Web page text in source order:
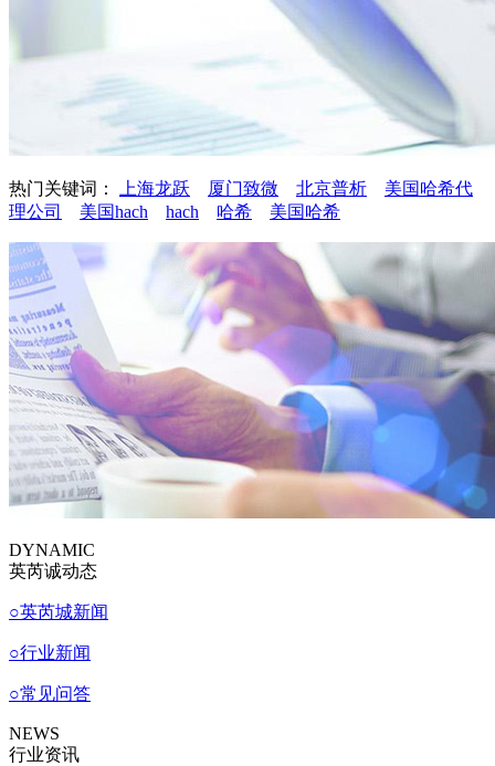
热门关键词： 上海龙跃 厦门致微 北京普析
美国哈希代
理公司
美国hach hach 哈希 美国哈希
DYNAMIC
英芮诚动态
○英芮城新闻
○行业新闻
○常见问答
NEWS
行业资讯